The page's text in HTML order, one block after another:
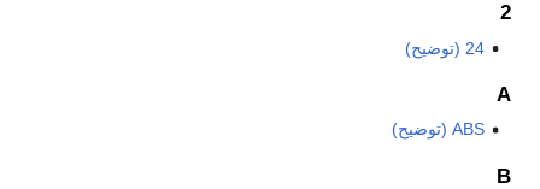
2
24 (توضيح)
A
ABS (توضيح)
B